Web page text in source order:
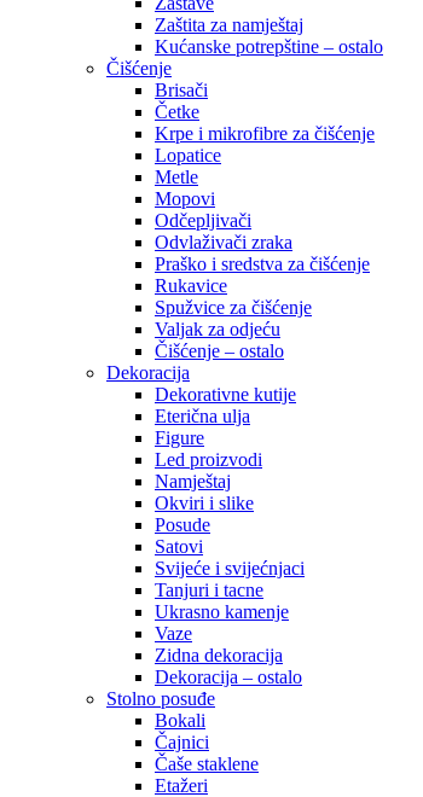
Zaštita za namještaj
Kućanske potrepštine – ostalo
Čišćenje
Brisači
Četke
Krpe i mikrofibre za čišćenje
Lopatice
Metle
Mopovi
Odčepljivači
Odvlaživači zraka
Praško i sredstva za čišćenje
Rukavice
Spužvice za čišćenje
Valjak za odjeću
Čišćenje – ostalo
Dekoracija
Dekorativne kutije
Eterična ulja
Figure
Led proizvodi
Namještaj
Okviri i slike
Posude
Satovi
Svijeće i svijećnjaci
Tanjuri i tacne
Ukrasno kamenje
Vaze
Zidna dekoracija
Dekoracija – ostalo
Stolno posuđe
Bokali
Čajnici
Čaše staklene
Etažeri